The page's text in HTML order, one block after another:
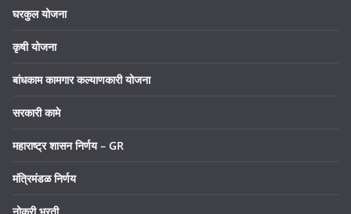
घरकुल योजना
कृषी योजना
बांधकाम कामगार कल्याणकारी योजना
सरकारी कामे
महाराष्ट्र शासन निर्णय – GR
मंत्रिमंडळ निर्णय